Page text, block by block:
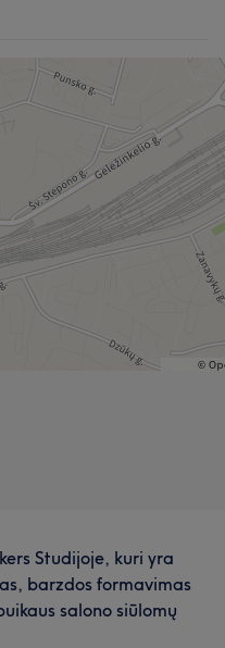
Studijoje, kuri yra
barzdos formavimas
salono siūlomų